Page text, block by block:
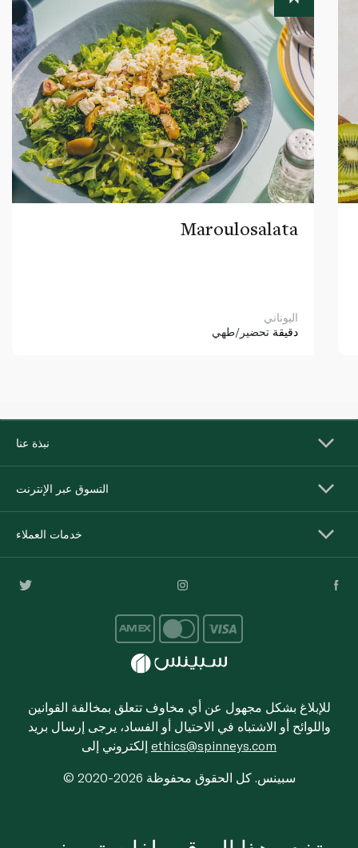
Maroulosalata
اليوناني
دقيقة تحضير/طهي
نبذة عنا
التسوق عبر الإنترنت
خدمات العملاء
للإبلاغ بشكل مجهول عن أي مخاوف تتعلق بمخالفة القوانين
واللوائح أو الاشتباه في الاحتيال أو الفساد، يرجى إرسال بريد
ethics@spinneys.com
© 2020-2026 سبينس. كل الحقوق محفوظة